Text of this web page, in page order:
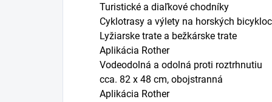
Turistické a diaľkové chodníky
Cyklotrasy a výlety na horských
Lyžiarske trate a bežkárske trate
Aplikácia Rother
Vodeodolná a odolná proti roztrhnutiu
cca. 82 x 48 cm, obojstranná
Aplikácia Rother